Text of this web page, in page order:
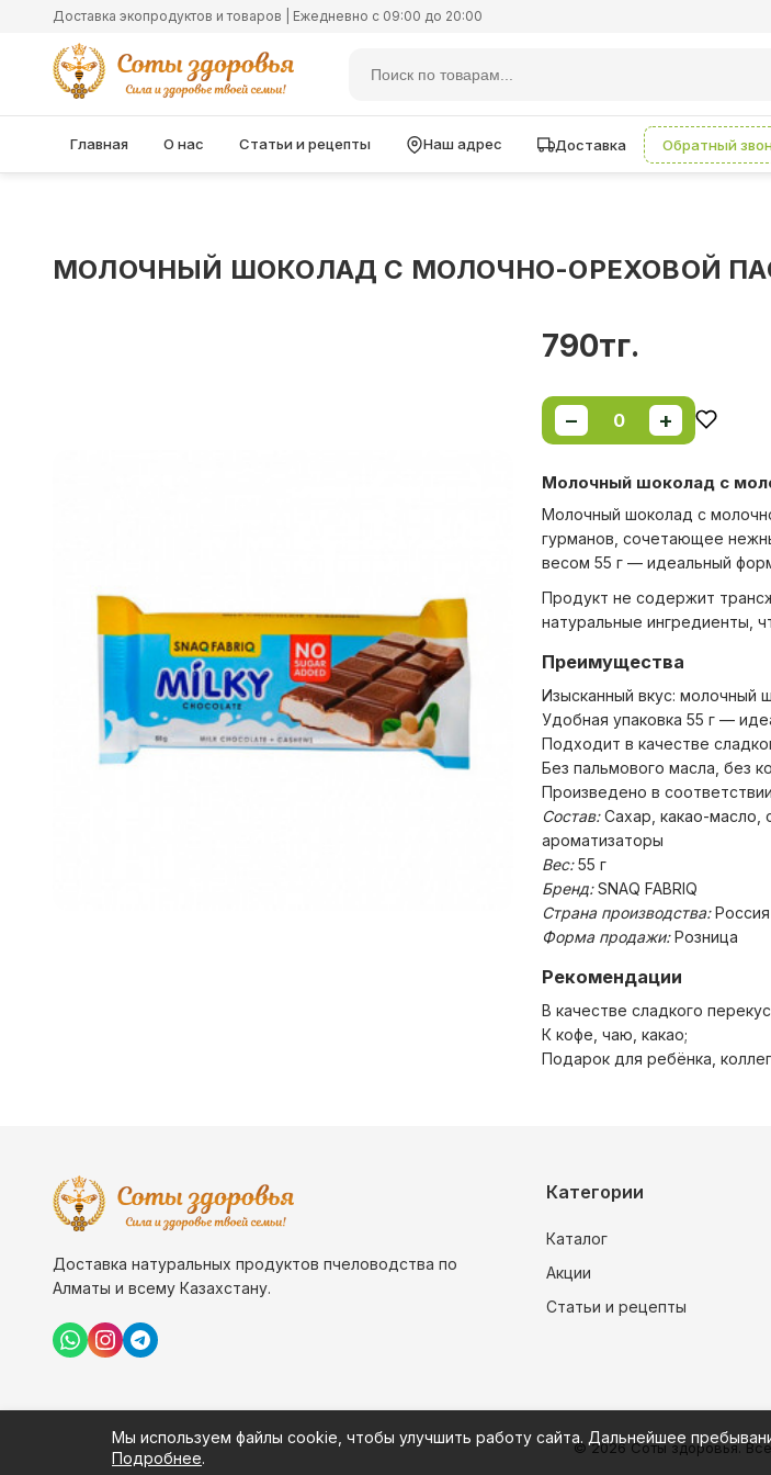
Доставка экопродуктов и товаров | Ежедневно с 09:00 до 20:00
Главная О нас Статьи и рецепты Наш адрес Доставка Обратный
МОЛОЧНЫЙ ШОКОЛАД С МОЛОЧНО-ОРЕХОВОЙ
790тг.
− 0 +
Молочный шоколад с
Молочный шоколад с
гурманов, сочетающее
весом 55 г — идеальный
Продукт не содержит
натуральные ингредиенты,
Преимущества
Изысканный вкус: молочный
Удобная упаковка 55 г —
Подходит в качестве
Без пальмового масла, без
Произведено в
Состав:Сахар, какао-масло,
ароматизаторы
Вес:55 г
Бренд:SNAQ FABRIQ
Страна производства:Россия
Форма продажи:Розница
Рекомендации
В качестве сладкого
К кофе, чаю, какао;
Подарок для ребёнка,
Доставка натуральных продуктов пчеловодства по
Алматы и всему Казахстану.
Категории
Каталог
Акции
Статьи и рецепты
© 2026 Соты здоровья.
Мы используем файлы cookie, чтобы улучшить работу сайта. Дальнейшее
Подробнее.